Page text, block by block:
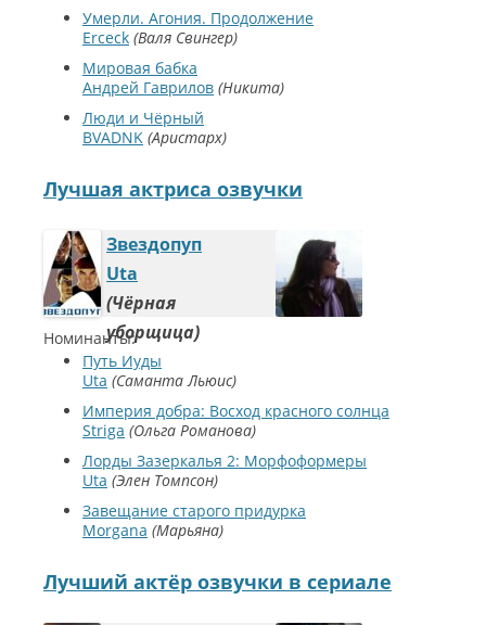
Умерли. Агония. Продолжение
Erceck Валя Свингер
Мировая бабка
Андрей Гаврилов Никита
Люди и Чёрный
BVADNK Аристарх
Лучшая актриса озвучки
Звездопуп
Uta
Чёрная
уборщица
Номинанты:
Путь Иуды
Uta Саманта Льюис
Империя добра: Восход красного солнца
Striga Ольга Романова
Лорды Зазеркалья 2: Морфоформеры
Uta Элен Томпсон
Завещание старого придурка
Morgana Марьяна
Лучший актёр озвучки в сериале